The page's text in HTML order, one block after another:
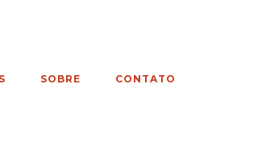
SOBRE CONTATO